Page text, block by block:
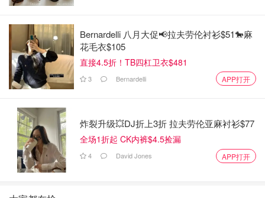
Bernardelli 八月大促📢拉夫劳伦衬衫$51🐎麻
花毛衣$105
直接4.5折！TB四杠卫衣$481
3 Bernardelli APP打开
炸裂升级💥DJ折上3折 拉夫劳伦亚麻衬衫$77
全场1折起 CK内裤$4.5捡漏
4 David Jones APP打开